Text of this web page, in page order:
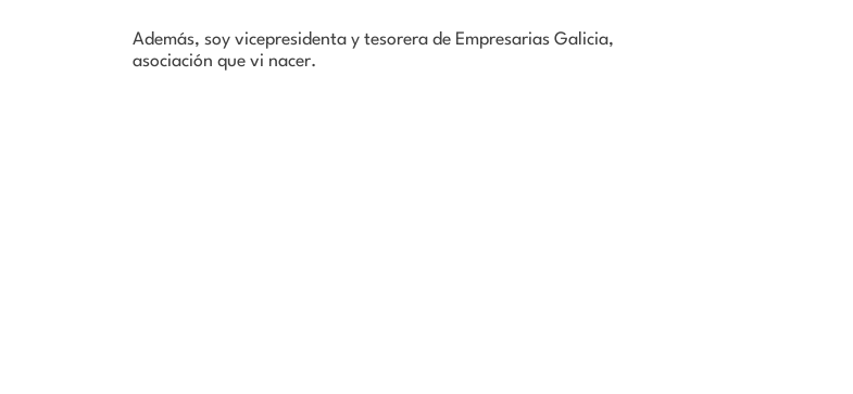
Además, soy vicepresidenta y tesorera de Empresarias Galicia,
asociación que vi nacer.